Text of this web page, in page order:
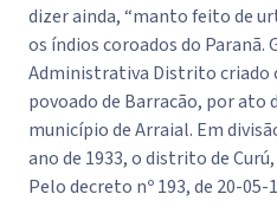
dizer ainda, “manto feito de
os índios coroados do
Administrativa Distrito criado
povoado de Barracão, por ato
município de Arraial. Em
ano de 1933, o distrito de
Pelo decreto nº 193, de 20-